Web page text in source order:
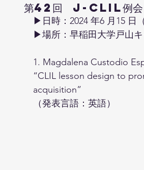
第42回 J-CLIL例会
▶日時：2024 年6 月15 日
▶場所：早稲田大学戸山
1. Magdalena Custodio
“CLIL lesson design to
acquisition”
（発表言語：英語）